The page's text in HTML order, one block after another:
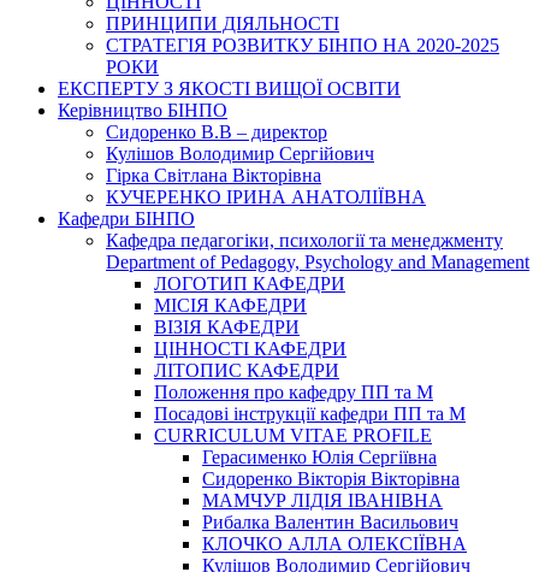
ПРИНЦИПИ ДІЯЛЬНОСТІ
СТРАТЕГІЯ РОЗВИТКУ БІНПО НА 2020-2025
РОКИ
ЕКСПЕРТУ З ЯКОСТІ ВИЩОЇ ОСВІТИ
Керівництво БІНПО
Сидоренко В.В – директор
Кулішов Володимир Сергійович
Гірка Світлана Вікторівна
КУЧЕРЕНКО ІРИНА АНАТОЛІЇВНА
Кафедри БІНПО
Кафедра педагогіки, психології та менеджменту
Department of Pedagogy, Psychology and Management
ЛОГОТИП КАФЕДРИ
МІСІЯ КАФЕДРИ
ВІЗІЯ КАФЕДРИ
ЦІННОСТІ КАФЕДРИ
ЛІТОПИС КАФЕДРИ
Положення про кафедру ПП та М
Посадові інструкції кафедри ПП та М
CURRICULUM VITAE PROFILE
Герасименко Юлія Сергіївна
Сидоренко Вікторія Вікторівна
МАМЧУР ЛІДІЯ ІВАНІВНА
Рибалка Валентин Васильович
КЛОЧКО АЛЛА ОЛЕКСІЇВНА
Кулішов Володимир Сергійович